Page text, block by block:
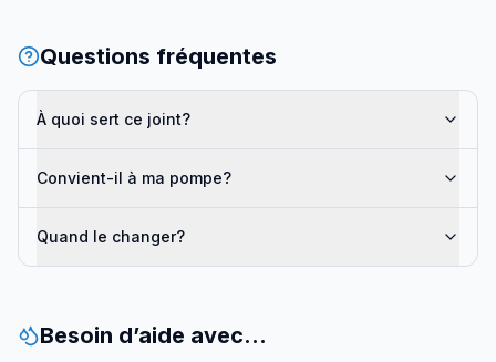
Questions fréquentes
À quoi sert ce joint?
Convient-il à ma pompe?
Quand le changer?
Besoin d’aide avec…